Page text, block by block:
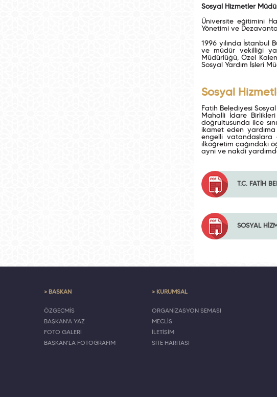
Sosyal Hizmetler
Üniversite eğitimini
Yönetimi ve
1996 yılında İstanbul
ve müdür vekilliği
Müdürlüğü, Özel
Sosyal Yardım İşleri
Sosyal
Fatih Belediyesi
Mahalli İdare
doğrultusunda ilçe
ikamet eden
engelli vatandaşlara
ilköğretim çağındaki
ayni ve nakdi
T.C. FATİH
SOSYAL
> BAŞKAN
ÖZGEÇMİŞ
BAŞKAN'A YAZ
FOTO GALERİ
BAŞKAN'LA FOTOĞRAFIM
> KURUMSAL
ORGANİZASYON ŞEMASI
MECLİS
İLETİŞİM
SİTE HARİTASI